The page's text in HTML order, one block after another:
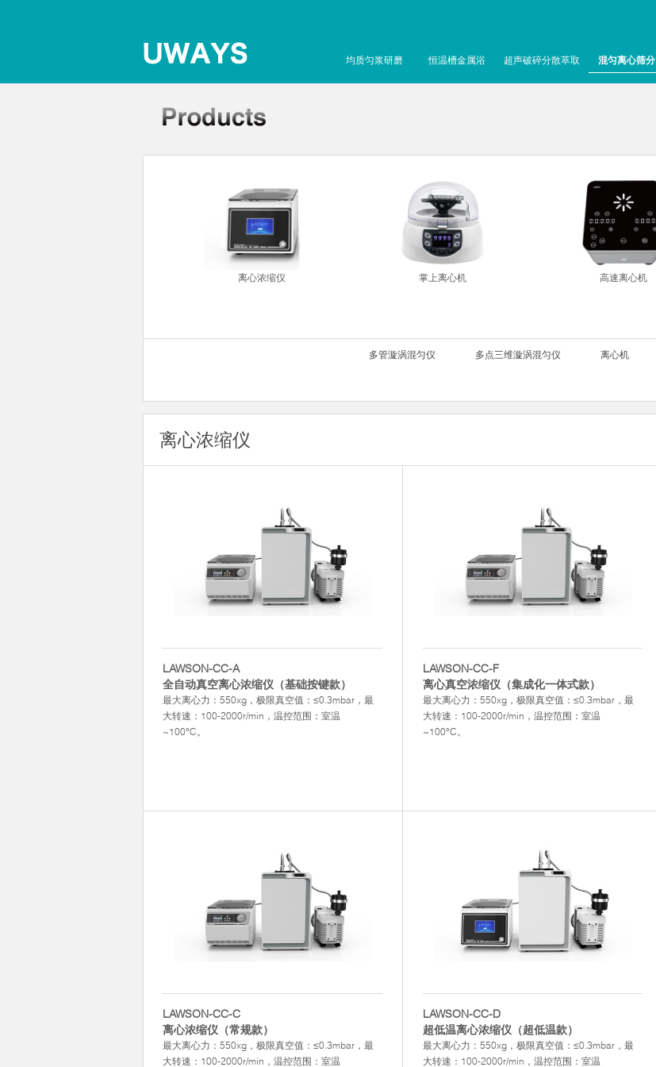
均质匀浆研磨 恒温槽金属浴 超声破碎分散萃取 混匀离心筛分
离心浓缩仪 掌上离心机 高速离心机
多管漩涡混匀仪 多点三维漩涡混匀仪 离心机
离心浓缩仪
LAWSON-CC-A
全自动真空离心浓缩仪（基础按键款）
最大离心力：550xg，极限真空值：≤0.3mbar，最
大转速：100-2000r/min，温控范围：室温
~100°C。
LAWSON-CC-F
离心真空浓缩仪（集成化一体式款）
最大离心力：550xg，极限真空值：≤0.3mbar，最
大转速：100-2000r/min，温控范围：室温
~100°C。
LAWSON-CC-C
离心浓缩仪（常规款）
最大离心力：550xg，极限真空值：≤0.3mbar，最
大转速：100-2000r/min，温控范围：室温
LAWSON-CC-D
超低温离心浓缩仪（超低温款）
最大离心力：550xg，极限真空值：≤0.3mbar，最
大转速：100-2000r/min，温控范围：室温